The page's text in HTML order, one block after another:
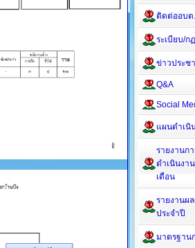
ติดต่ออบต.
ระเบียบ/ก
ข่าวประช
Q&A
Social
แผนดำเนิ
รายงานก
ดำเนินงา
เดือน
รายงานผ
ประจำปี
มาตรฐาน